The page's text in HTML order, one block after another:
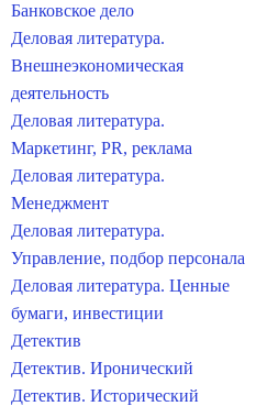
Банковское дело
Деловая литература.
Внешнеэкономическая
деятельность
Деловая литература.
Маркетинг, PR, реклама
Деловая литература.
Менеджмент
Деловая литература.
Управление, подбор персонала
Деловая литература. Ценные
бумаги, инвестиции
Детектив
Детектив. Иронический
Детектив. Исторический